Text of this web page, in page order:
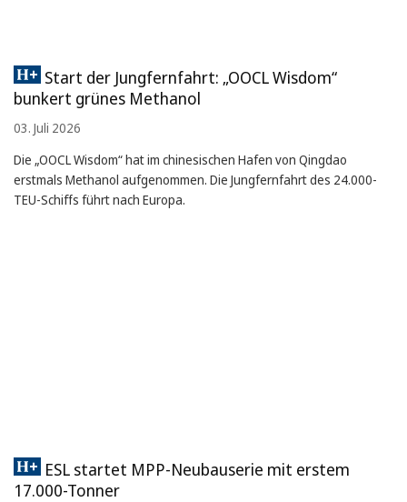
Start der Jungfernfahrt: „OOCL Wisdom“
bunkert grünes Methanol
03. Juli 2026
Die „OOCL Wisdom“ hat im chinesischen Hafen von Qingdao
erstmals Methanol aufgenommen. Die Jungfernfahrt des 24.000-
TEU-Schiffs führt nach Europa.
ESL startet MPP-Neubauserie mit erstem
17.000-Tonner